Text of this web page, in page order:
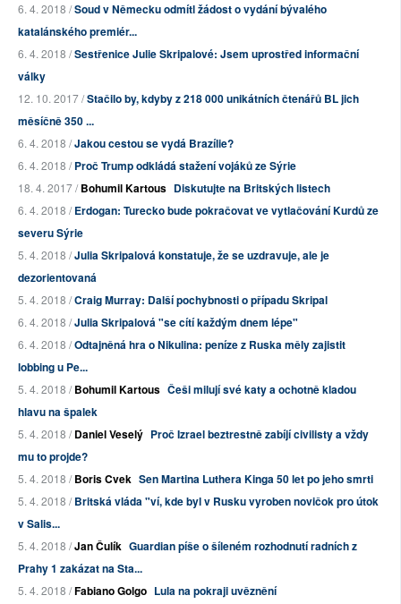
6. 4. 2018 /Soud v Německu odmítl žádost o vydání bývalého
katalánského premiér...
6. 4. 2018 /Sestřenice Julie Skripalové: Jsem uprostřed informační
války
12. 10. 2017 /Stačilo by, kdyby z 218 000 unikátních čtenářů BL jich
měsíčně 350 ...
6. 4. 2018 /Jakou cestou se vydá Brazílie?
6. 4. 2018 /Proč Trump odkládá stažení vojáků ze Sýrie
18. 4. 2017 /Bohumil Kartous Diskutujte na Britských listech
6. 4. 2018 /Erdogan: Turecko bude pokračovat ve vytlačování Kurdů ze
severu Sýrie
5. 4. 2018 /Julia Skripalová konstatuje, že se uzdravuje, ale je
dezorientovaná
5. 4. 2018 /Craig Murray: Další pochybnosti o případu Skripal
6. 4. 2018 /Julia Skripalová "se cítí každým dnem lépe"
6. 4. 2018 /Odtajněná hra o Nikulina: peníze z Ruska měly zajistit
lobbing u Pe...
5. 4. 2018 /Bohumil Kartous Češi milují své katy a ochotně kladou
hlavu na špalek
5. 4. 2018 /Daniel Veselý Proč Izrael beztrestně zabíjí civilisty a vždy
mu to projde?
5. 4. 2018 /Boris Cvek Sen Martina Luthera Kinga 50 let po jeho smrti
5. 4. 2018 /Britská vláda "ví, kde byl v Rusku vyroben novičok pro útok
v Salis...
5. 4. 2018 /Jan Čulík Guardian píše o šíleném rozhodnutí radních z
Prahy 1 zakázat na Sta...
5. 4. 2018 /Fabiano Golgo Lula na pokraji uvěznění